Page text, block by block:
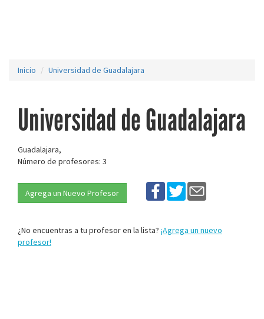
Inicio Universidad de Guadalajara
Universidad de Guadalajara
Guadalajara,
Número de profesores: 3
Agrega un Nuevo Profesor
¿No encuentras a tu profesor en la lista? ¡Agrega un nuevo
profesor!